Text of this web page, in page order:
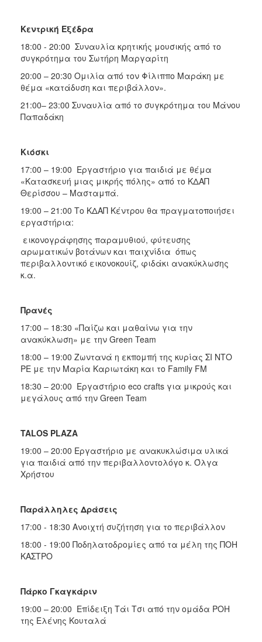
Κεντρική Εξέδρα
18:00 - 20:00 Συναυλία κρητικής μουσικής από το
συγκρότημα του Σωτήρη Μαργαρίτη
20:00 – 20:30 Ομιλία από τον Φίλιππο Μαράκη με
θέμα «κατάδυση και περιβάλλον».
21:00– 23:00 Συναυλία από το συγκρότημα του Μάνου
Παπαδάκη
Κιόσκι
17:00 – 19:00 Εργαστήριο για παιδιά με θέμα
«Κατασκευή μιας μικρής πόλης» από το ΚΔΑΠ
Θερίσσου – Μασταμπά.
19:00 – 21:00 Το ΚΔΑΠ Κέντρου θα πραγματοποιήσει
εργαστήρια:
εικονογράφησης παραμυθιού, φύτευσης
αρωματικών βοτάνων και παιχνίδια όπως
περιβαλλοντικό εικονοκουίζ, φιδάκι ανακύκλωσης
κ.α.
Πρανές
17:00 – 18:30 «Παίζω και μαθαίνω για την
ανακύκλωση» με την Green Team
18:00 – 19:00 Ζωντανά η εκπομπή της κυρίας ΣΙ ΝΤΟ
ΡΕ με την Μαρία Καριωτάκη και το Family FM
18:30 – 20:00 Εργαστήριο eco crafts για μικρούς και
μεγάλους από την Green Team
TALOS PLAZA
19:00 – 20:00 Εργαστήριο με ανακυκλώσιμα υλικά
για παιδιά από την περιβαλλοντολόγο κ. Όλγα
Χρήστου
Παράλληλες Δράσεις
17:00 - 18:30 Ανοιχτή συζήτηση για το περιβάλλον
18:00 - 19:00 Ποδηλατοδρομίες από τα μέλη της ΠΟΗ
ΚΑΣΤΡΟ
Πάρκο Γκαγκάριν
19:00 – 20:00 Επίδειξη Τάι Τσι από την ομάδα ΡΟΗ
της Ελένης Κουταλά